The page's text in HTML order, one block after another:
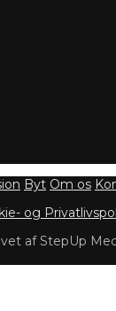
Byt Om os
og
af StepUp